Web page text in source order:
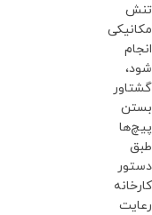
تنش
مکانیکی
انجام
شود،
گشتاور
بستن
پیچ‌ها
طبق
دستور
کارخانه
رعایت